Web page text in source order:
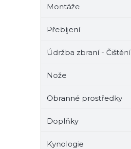
Montáže
Přebíjení
Údržba zbraní - Čištění
Nože
Obranné prostředky
Doplňky
Kynologie